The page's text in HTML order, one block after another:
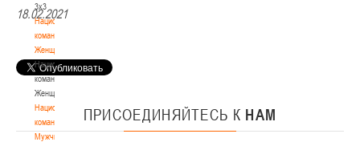
3х3
Национальная
команда.
Женщины
Национальная
команда.
Женщины
Национальная
команда.
Мужчины
18.02.2021
ПРИСОЕДИНЯЙТЕСЬ К НАМ